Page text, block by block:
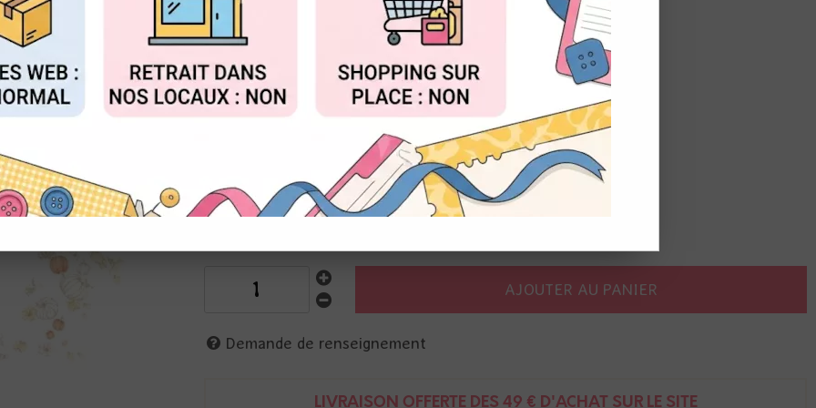
Réf. :AR-10.3387
Alexandra Renke
Papier scrap imprimé sur papier aquarelle
envolée de citrouilles
4251412782183
AJOUTER AU PANIER
Demande de renseignement
LIVRAISON OFFERTE DÈS 49 € D'ACHAT SUR LE SITE
ACCEPTER TOUT